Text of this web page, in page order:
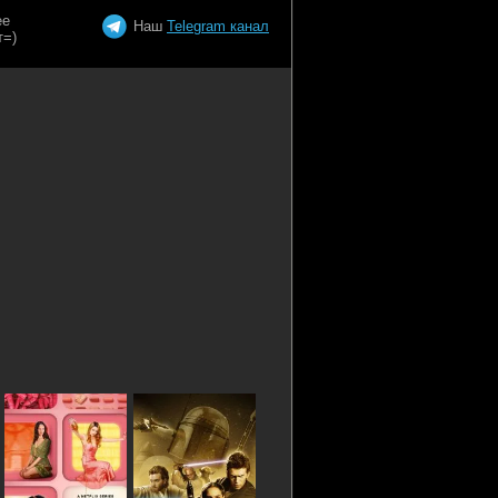
Наш Telegram канал